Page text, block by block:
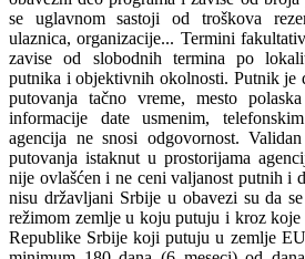
se uglavnom sastoji od troškova
ulaznica, organizacije... Termini
zavise od slobodnih termina po
putnika i objektivnih okolnosti. Putnik je
putovanja tačno vreme, mesto
informacije date usmenim,
agencija ne snosi odgovornost.
putovanja istaknut u prostorijama
nije ovlašćen i ne ceni valjanost putnih i
nisu državljani Srbije u obavezi su da
režimom zemlje u koju putuju i kroz koje
Republike Srbije koji putuju u zemlje